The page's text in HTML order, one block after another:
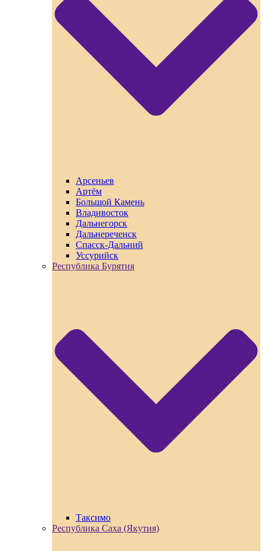
Арсеньев
Артём
Большой Камень
Владивосток
Дальнегорск
Дальнереченск
Спасск-Дальний
Уссурийск
Республика Бурятия
Таксимо
Республика Саха (Якутия)